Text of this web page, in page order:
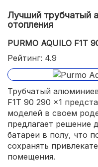
Лучший трубчатый
отопления
PURMO AQUILO F1T
Рейтинг: 4.9
Трубчатый
F1T 90 290 x1
моделей в своем
предлагает решение
батареи в полу, что
сохранять
помещения.